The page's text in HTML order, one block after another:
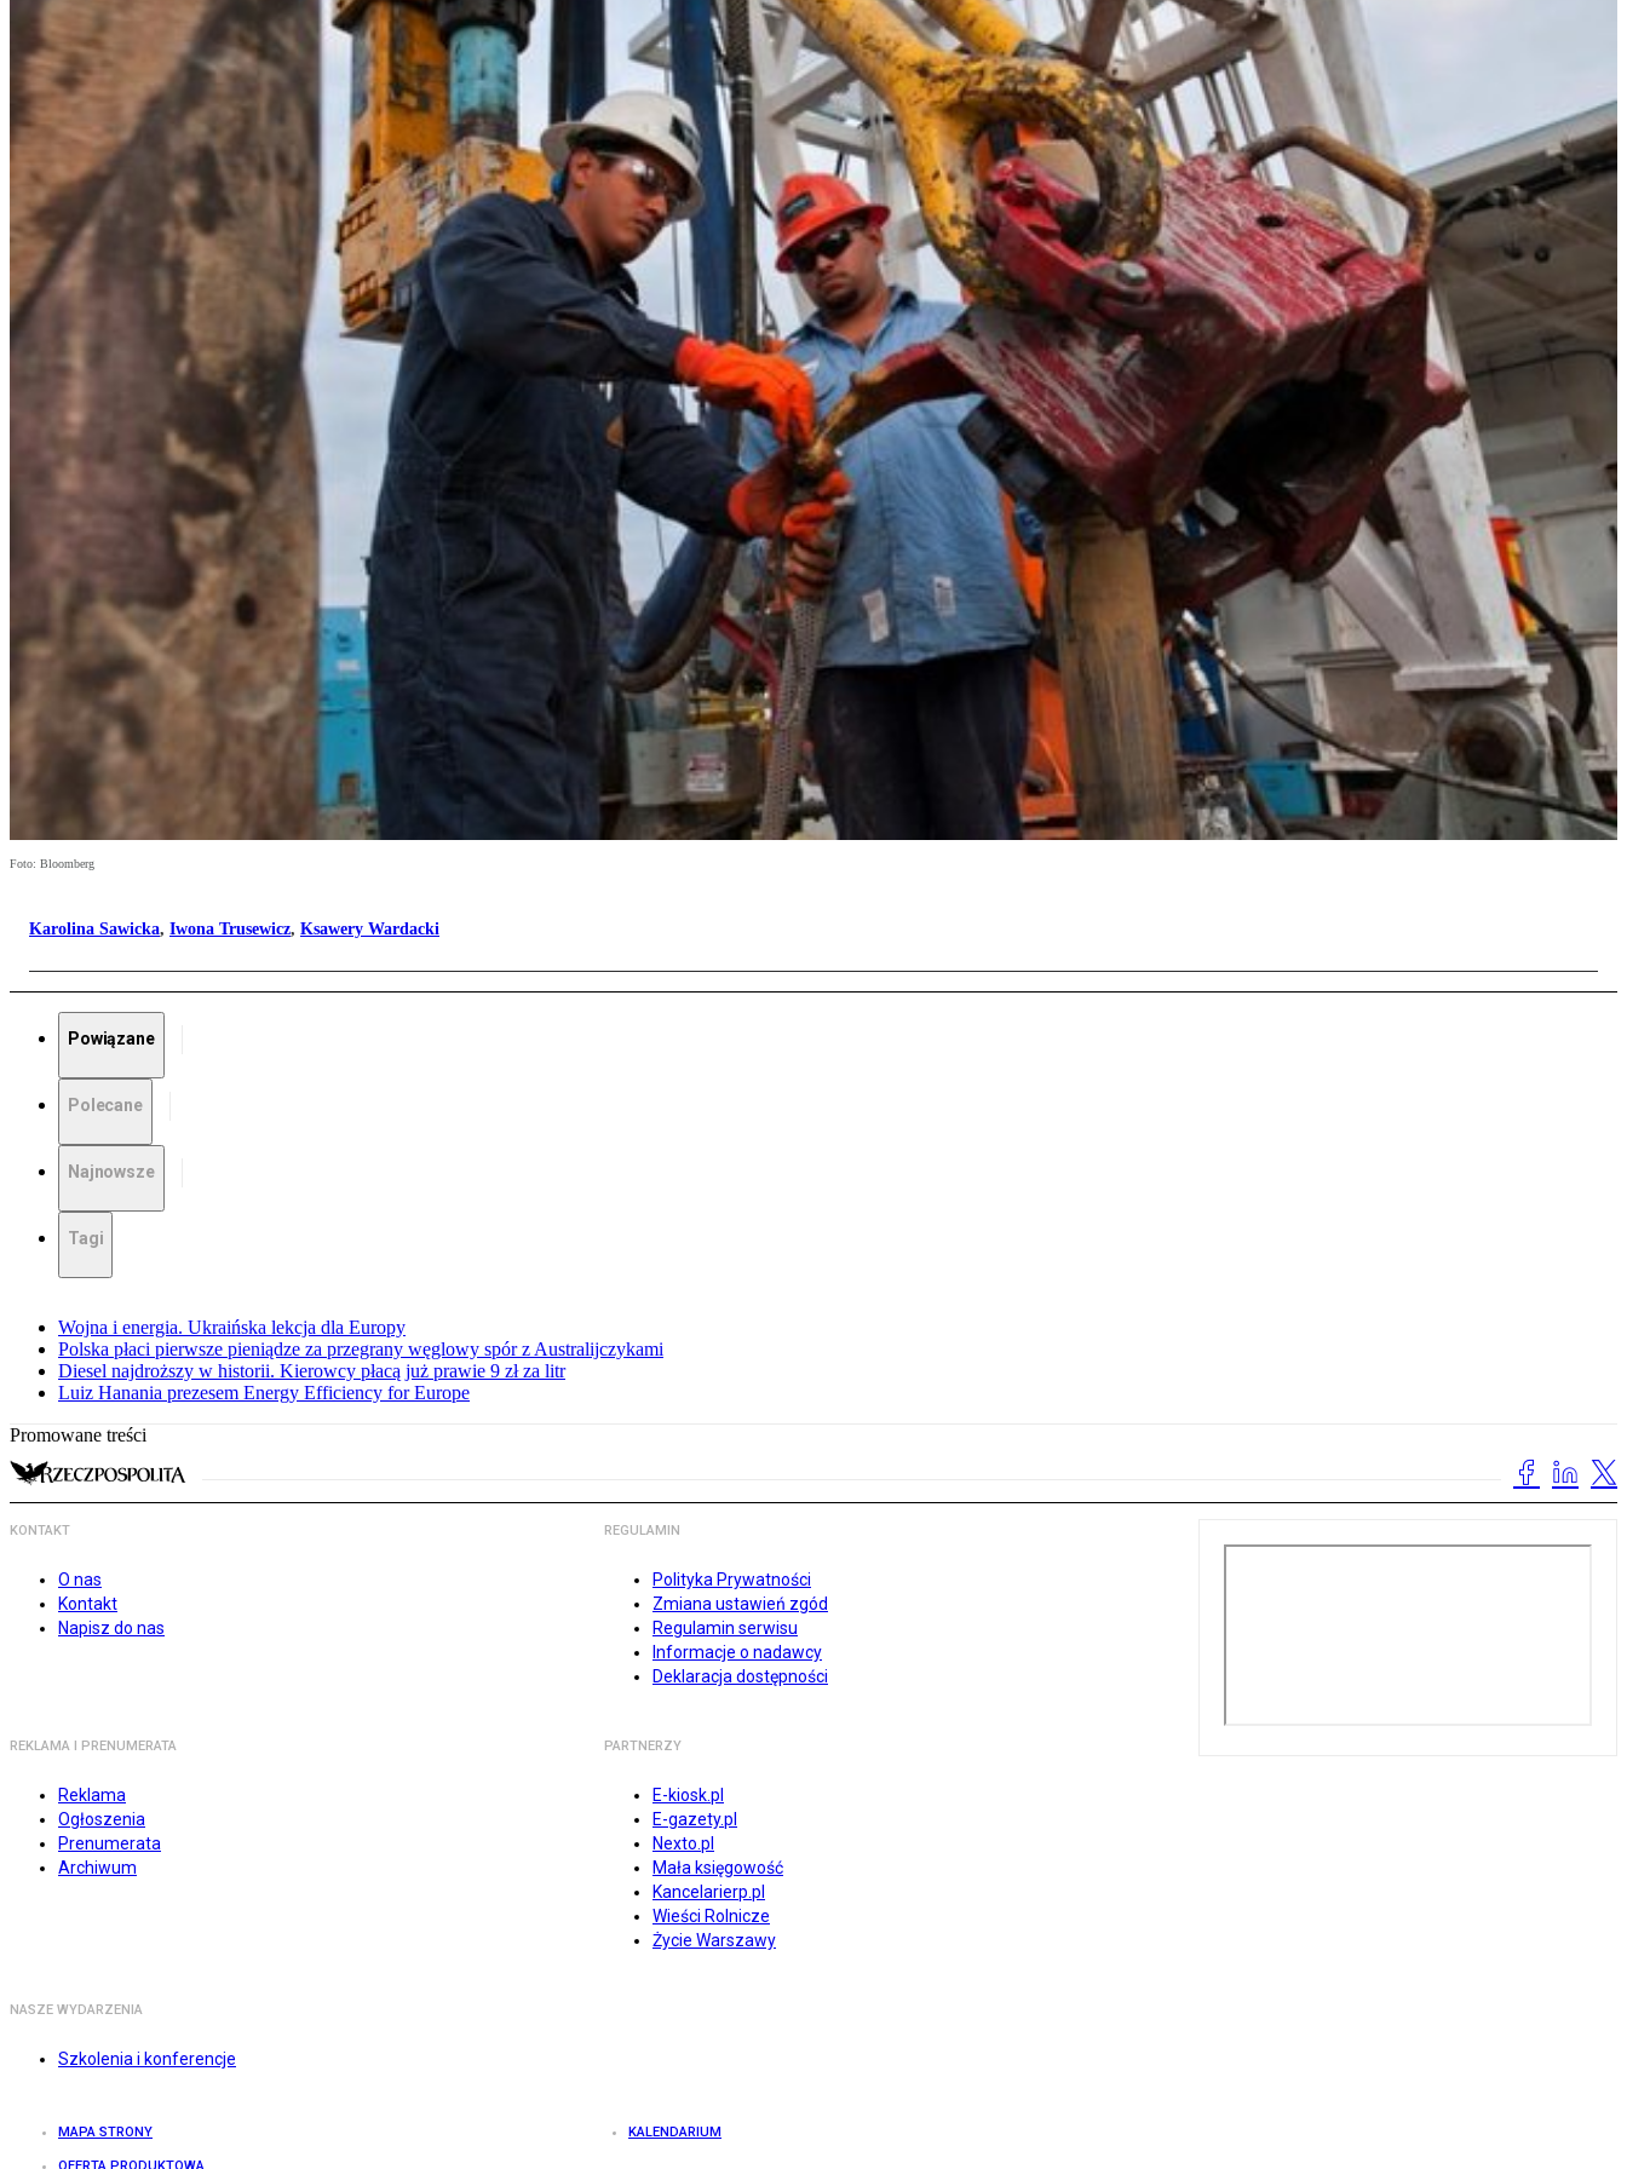
Foto: Bloomberg
Karolina Sawicka, Iwona Trusewicz, Ksawery Wardacki
Powiązane
Polecane
Najnowsze
Tagi
Wojna i energia. Ukraińska lekcja dla Europy
Polska płaci pierwsze pieniądze za przegrany węglowy spór z Australijczykami
Diesel najdroższy w historii. Kierowcy płacą już prawie 9 zł za litr
Luiz Hanania prezesem Energy Efficiency for Europe
Promowane treści
KONTAKT
O nas
Kontakt
Napisz do nas
REGULAMIN
Polityka Prywatności
Zmiana ustawień zgód
Regulamin serwisu
Informacje o nadawcy
Deklaracja dostępności
REKLAMA I PRENUMERATA
Reklama
Ogłoszenia
Prenumerata
Archiwum
PARTNERZY
E-kiosk.pl
E-gazety.pl
Nexto.pl
Mała księgowość
Kancelarierp.pl
Wieści Rolnicze
Życie Warszawy
NASZE WYDARZENIA
Szkolenia i konferencje
MAPA STRONY KALENDARIUM